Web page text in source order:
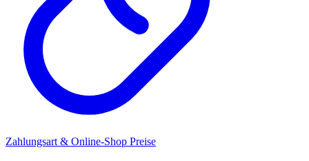
Zahlungsart & Online-Shop Preise